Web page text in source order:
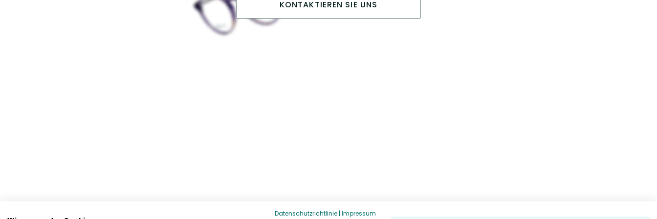
KONTAKTIEREN SIE UNS
Datenschutzrichtlinie | Impressum